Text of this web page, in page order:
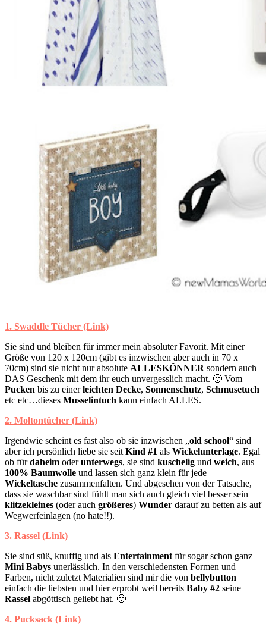
1. Swaddle Tücher (Link)
Sie sind und bleiben für immer mein absoluter Favorit. Mit einer
Größe von 120 x 120cm (gibt es inzwischen aber auch in 70 x
70cm) sind sie nicht nur absolute ALLESKÖNNER sondern auch
DAS Geschenk mit dem ihr euch unvergesslich macht. 🙂 Vom
Pucken bis zu einerleichten Decke, Sonnenschutz, Schmusetuch
etc etc…dieses Musselintuch kann einfach ALLES.
2. Moltontücher (Link)
Irgendwie scheint es fast also ob sie inzwischen „old school“ sind
aber ich persönlich liebe sie seit Kind #1 als Wickelunterlage. Egal
ob fürdaheim oderunterwegs, sie sind kuschelig und weich, aus
100% Baumwolle und lassen sich ganz klein für jede
Wickeltasche zusammenfalten. Und abgesehen von der Tatsache,
dass sie waschbar sind fühlt man sich auch gleich viel besser sein
klitzekleines (oder auch größeres) Wunder darauf zu betten als auf
Wegwerfeinlagen (no hate!!).
3. Rassel (Link)
Sie sind süß, knuffig und als Entertainment für sogar schon ganz
Mini Babys unerlässlich. In den verschiedensten Formen und
Farben, nicht zuletzt Materialien sind mir die von bellybutton
einfach die liebsten und hier erprobt weil bereits Baby #2 seine
Rassel abgöttisch geliebt hat. 🙂
4. Pucksack (Link)